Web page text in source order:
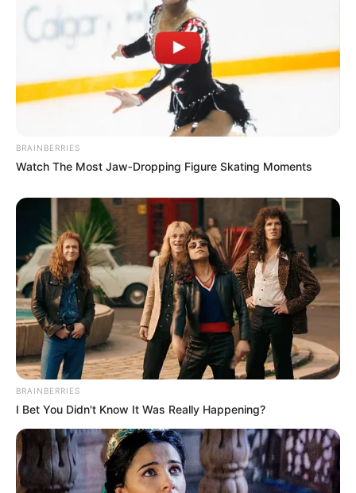
BRAINBERRIES
Watch The Most Jaw‑Dropping Figure Skating Moments
BRAINBERRIES
I Bet You Didn't Know It Was Really Happening?